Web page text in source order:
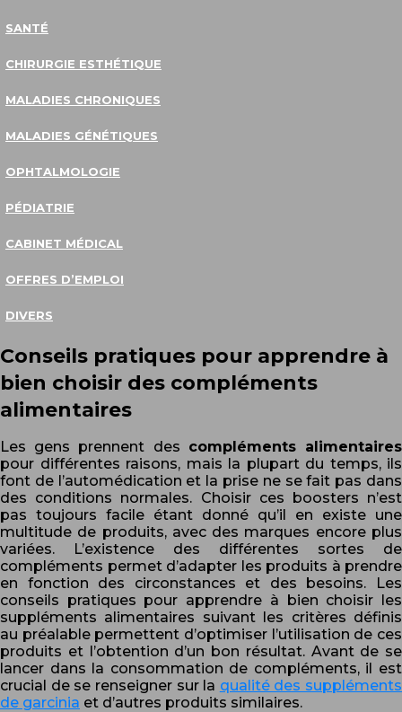
SANTÉ
CHIRURGIE ESTHÉTIQUE
MALADIES CHRONIQUES
MALADIES GÉNÉTIQUES
OPHTALMOLOGIE
PÉDIATRIE
CABINET MÉDICAL
OFFRES D’EMPLOI
DIVERS
Conseils pratiques pour apprendre à
bien choisir des compléments
alimentaires
Les gens prennent des compléments alimentaires
pour différentes raisons, mais la plupart du temps, ils
font de l’automédication et la prise ne se fait pas dans
des conditions normales. Choisir ces boosters n’est
pas toujours facile étant donné qu’il en existe une
multitude de produits, avec des marques encore plus
variées. L’existence des différentes sortes de
compléments permet d’adapter les produits à prendre
en fonction des circonstances et des besoins. Les
conseils pratiques pour apprendre à bien choisir les
suppléments alimentaires suivant les critères définis
au préalable permettent d’optimiser l’utilisation de ces
produits et l’obtention d’un bon résultat. Avant de se
lancer dans la consommation de compléments, il est
crucial de se renseigner sur la qualité des suppléments
de garcinia et d’autres produits similaires.